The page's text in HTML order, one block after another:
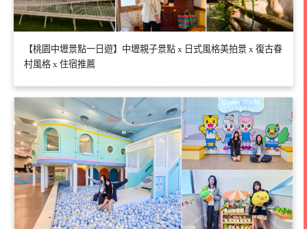
【桃園中壢景點一日遊】中壢親子景點 x 日式風格美拍景 x 復古眷
村風格 x 住宿推薦